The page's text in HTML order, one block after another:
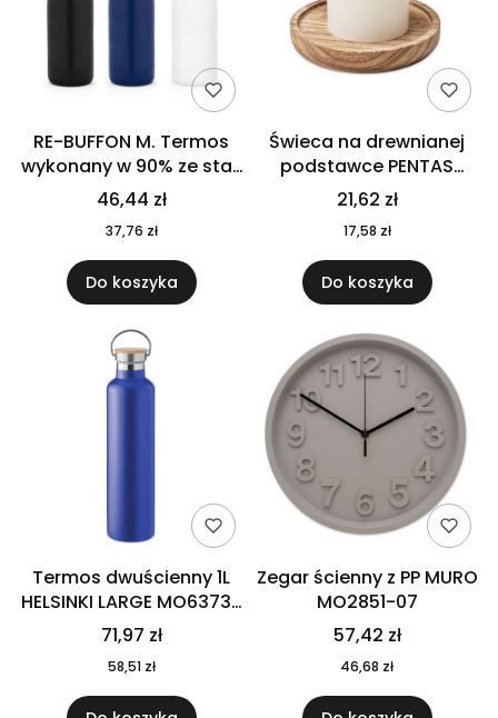
RE-BUFFON M. Termos
wykonany w 90% ze stali
nierdzewnej
pochodzącej z
recyklingu 520 ml 94294
46,44 zł
37,76 zł
Do koszyka
Świeca na drewnianej
podstawce PENTAS
MO6282-40
21,62 zł
17,58 zł
Do koszyka
Termos dwuścienny 1L
HELSINKI LARGE MO6373-
04
71,97 zł
58,51 zł
Zegar ścienny z PP MURO
MO2851-07
57,42 zł
46,68 zł